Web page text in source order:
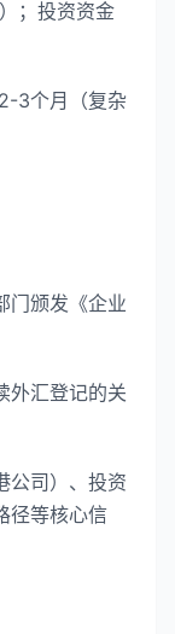
；投资资金
3个月（复杂
门颁发《企业
外汇登记的关
公司）、投资
径等核心信